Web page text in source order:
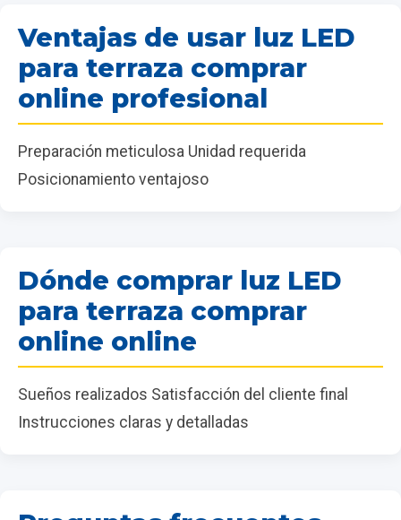
Ventajas de usar luz LED
para terraza comprar
online profesional
Preparación meticulosa Unidad requerida
Posicionamiento ventajoso
Dónde comprar luz LED
para terraza comprar
online online
Sueños realizados Satisfacción del cliente final
Instrucciones claras y detalladas